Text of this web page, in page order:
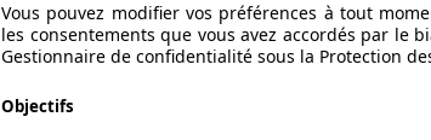
Vous pouvez modifier vos préférences à tout
les consentements que vous avez accordés par le
Gestionnaire de confidentialité sous la Protection
Objectifs